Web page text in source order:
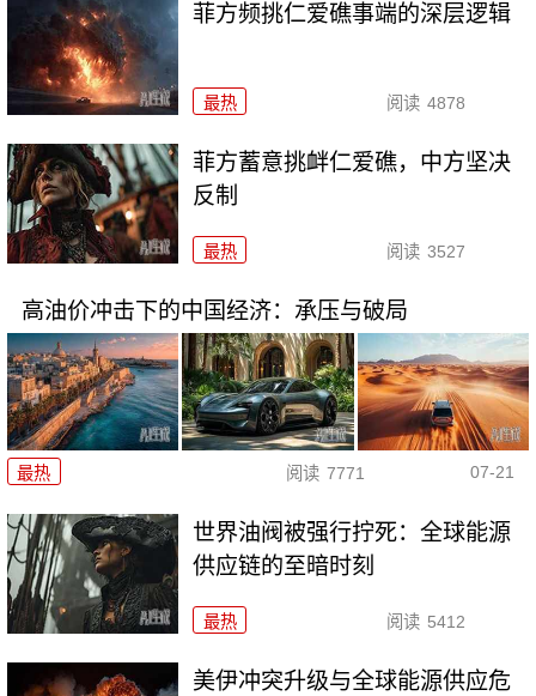
菲方频挑仁爱礁事端的深层逻辑
最热 阅读 4878
菲方蓄意挑衅仁爱礁，中方坚决
反制
最热 阅读 3527
高油价冲击下的中国经济：承压与破局
最热 阅读 7771 07-21
世界油阀被强行拧死：全球能源
供应链的至暗时刻
最热 阅读 5412
美伊冲突升级与全球能源供应危